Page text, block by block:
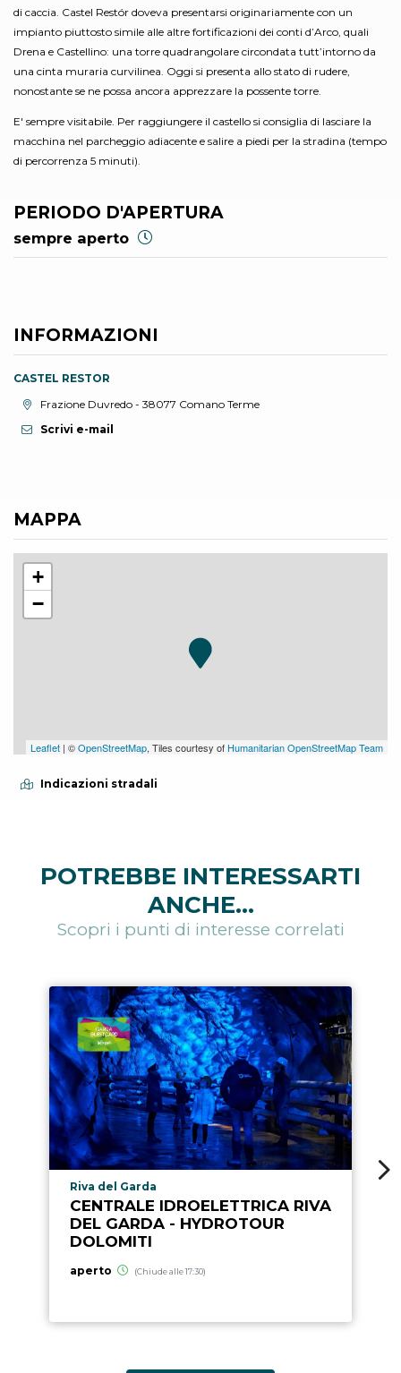
di caccia. Castel Restór doveva presentarsi originariamente con un
impianto piuttosto simile alle altre fortificazioni dei conti d’Arco, quali
Drena e Castellino: una torre quadrangolare circondata tutt’intorno da
una cinta muraria curvilinea. Oggi si presenta allo stato di rudere,
nonostante se ne possa ancora apprezzare la possente torre.
E' sempre visitabile. Per raggiungere il castello si consiglia di lasciare la
macchina nel parcheggio adiacente e salire a piedi per la stradina (tempo
di percorrenza 5 minuti).
PERIODO D'APERTURA
sempre aperto
INFORMAZIONI
CASTEL RESTOR
Località:Frazione Duvredo - 38077 Comano Terme
Scrivi e-mail
MAPPA
+
−
Leaflet | ©OpenStreetMap, Tiles courtesy of Humanitarian OpenStreetMap Team
Indicazioni stradali
POTREBBE INTERESSARTI
ANCHE...
Scopri i punti di interesse correlati
Località punto di interesse
Riva del Garda
CENTRALE IDROELETTRICA RIVA
DEL GARDA - HYDROTOUR
DOLOMITI
aperto (Chiude alle 17:30)